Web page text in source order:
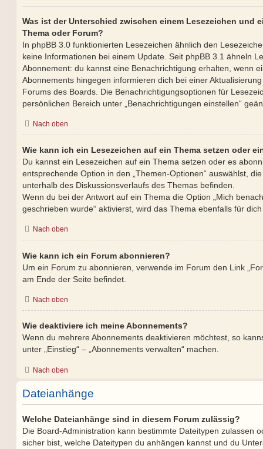
Was ist der Unterschied zwischen einem Lesezeichen und
Thema oder Forum?
In phpBB 3.0 funktionierten Lesezeichen ähnlich den
keine Informationen bei einem Update. Seit phpBB 3.1 ähneln
Abonnement: du kannst eine Benachrichtigung erhalten, wenn
Abonnements hingegen informieren dich bei einer
Forums des Boards. Die Benachrichtigungsoptionen für
persönlichen Bereich unter „Benachrichtigungen einstellen“
Nach oben
Wie kann ich ein Lesezeichen auf ein Thema setzen oder
Du kannst ein Lesezeichen auf ein Thema setzen oder es
entsprechende Option in den „Themen-Optionen“ auswählst,
unterhalb des Diskussionsverlaufs des Themas befinden.
Wenn du bei der Antwort auf ein Thema die Option „Mich
geschrieben wurde“ aktivierst, wird das Thema ebenfalls für
Nach oben
Wie kann ich ein Forum abonnieren?
Um ein Forum zu abonnieren, verwende im Forum den Link
am Ende der Seite befindet.
Nach oben
Wie deaktiviere ich meine Abonnements?
Wenn du mehrere Abonnements deaktivieren möchtest, so
unter „Einstieg“ – „Abonnements verwalten“ machen.
Nach oben
Dateianhänge
Welche Dateianhänge sind in diesem Forum zulässig?
Die Board-Administration kann bestimmte Dateitypen zulassen
sicher bist, welche Dateitypen du anhängen kannst und du